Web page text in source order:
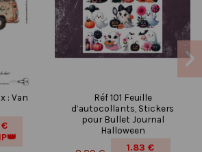
: Van
Réf 101 Feuille
d’autocollants, Stickers
pour Bullet Journal
Halloween
1.83 €